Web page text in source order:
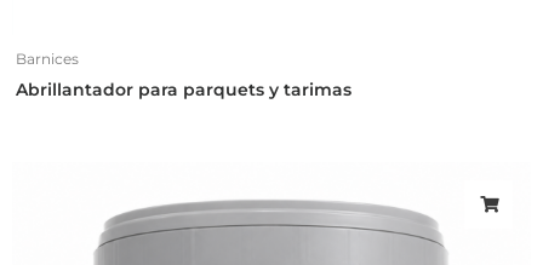
Barnices
Abrillantador para parquets y tarimas